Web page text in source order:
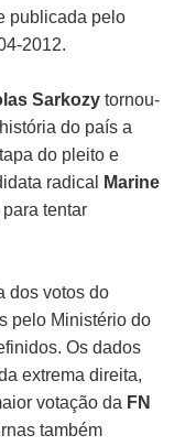
publicada pelo
2012.
Sarkozy tornou-
do país a
do pleito e
radical
Marine
tentar
dos votos do
pelo Ministério do
Os dados
extrema direita,
votação da FN
também